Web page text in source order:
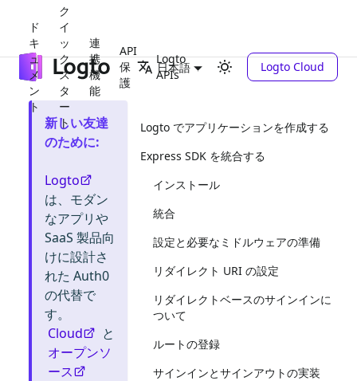
ド
キ
ュ
メ
ン
ト
ク
イ
ッ
ク
ス
タ
ー
ト
連
携
機
能
API
保
護
Logto
APIs
日本語 Logto Cloud
新しい友達
のために:
Logto
は、モダン
なアプリや
SaaS 製品向
けに設計さ
れた Auth0
の代替で
す。
Cloud
と
オープンソ
ース
Logto でアプリケーションを作成する
Express SDK を統合する
インストール
統合
設定と必要なミドルウェアの準備
リダイレクト URI の設定
リダイレクトベースのサインインに
ついて
ルートの登録
サインインとサインアウトの実装